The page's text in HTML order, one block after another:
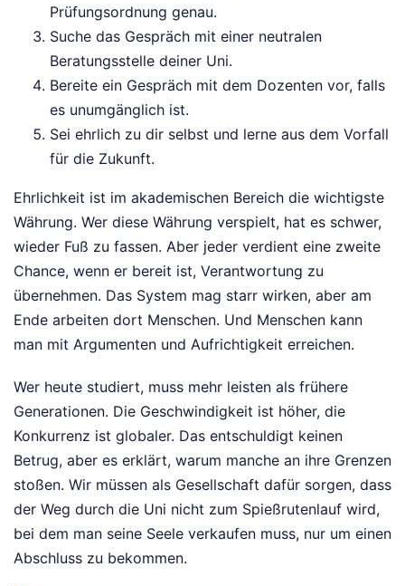
Prüfungsordnung genau.
Suche das Gespräch mit einer neutralen
Beratungsstelle deiner Uni.
Bereite ein Gespräch mit dem Dozenten vor, falls
es unumgänglich ist.
Sei ehrlich zu dir selbst und lerne aus dem Vorfall
für die Zukunft.
Ehrlichkeit ist im akademischen Bereich die wichtigste
Währung. Wer diese Währung verspielt, hat es schwer,
wieder Fuß zu fassen. Aber jeder verdient eine zweite
Chance, wenn er bereit ist, Verantwortung zu
übernehmen. Das System mag starr wirken, aber am
Ende arbeiten dort Menschen. Und Menschen kann
man mit Argumenten und Aufrichtigkeit erreichen.
Wer heute studiert, muss mehr leisten als frühere
Generationen. Die Geschwindigkeit ist höher, die
Konkurrenz ist globaler. Das entschuldigt keinen
Betrug, aber es erklärt, warum manche an ihre Grenzen
stoßen. Wir müssen als Gesellschaft dafür sorgen, dass
der Weg durch die Uni nicht zum Spießrutenlauf wird,
bei dem man seine Seele verkaufen muss, nur um einen
Abschluss zu bekommen.